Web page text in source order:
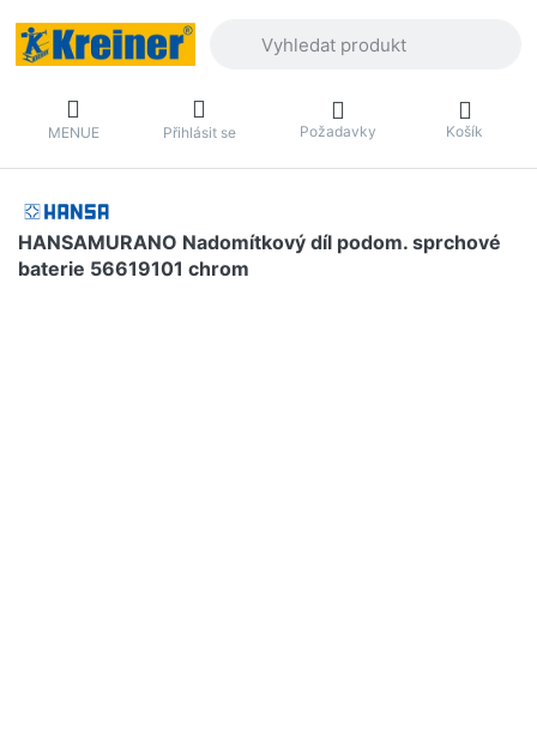
MENUE Přihlásit se Požadavky Košík
HANSAMURANO Nadomítkový díl podom. sprchové
baterie 56619101 chrom